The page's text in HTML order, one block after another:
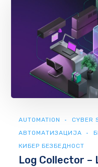
AUTOMATION CYBER
АВТОМАТИЗАЦИЈА
КИБЕР БЕЗБЕДНОСТ
Log Collector –